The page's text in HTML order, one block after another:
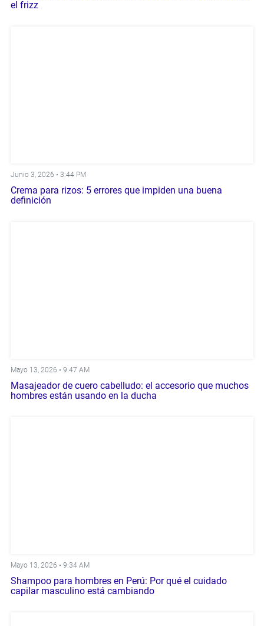
el frizz
Junio 3, 2026 • 3:44 PM
Crema para rizos: 5 errores que impiden una buena
definición
Mayo 13, 2026 • 9:47 AM
Masajeador de cuero cabelludo: el accesorio que muchos
hombres están usando en la ducha
Mayo 13, 2026 • 9:34 AM
Shampoo para hombres en Perú: Por qué el cuidado
capilar masculino está cambiando